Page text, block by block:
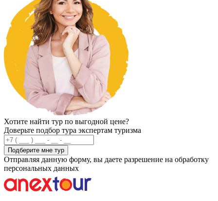
Хотите найти тур по выгодной цене?
Доверьте подбор тура экспертам туризма
Подберите мне тур
Отправляя данную форму, вы даете разрешение на обработку
персональных данных